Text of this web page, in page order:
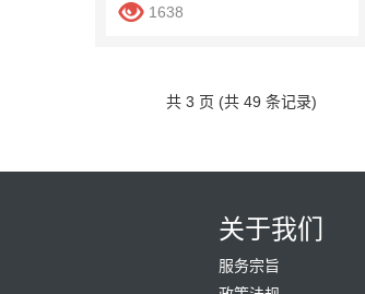
1638
共 3 页 (共 49 条记录)
关于我们
服务宗旨